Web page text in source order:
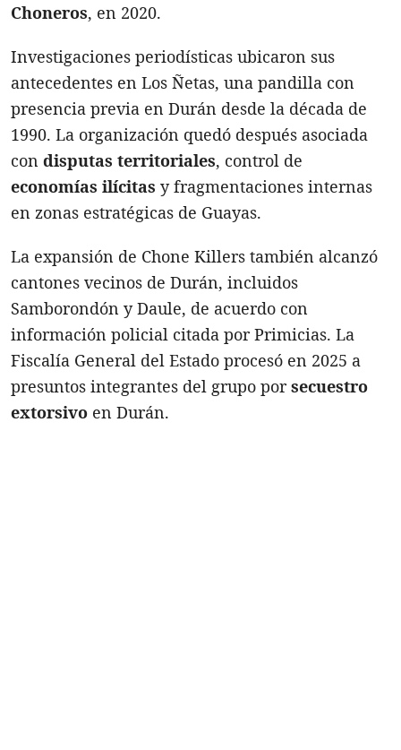
Choneros, en 2020.
Investigaciones periodísticas ubicaron sus
antecedentes en Los Ñetas, una pandilla con
presencia previa en Durán desde la década de
1990. La organización quedó después asociada
con disputas territoriales, control de
economías ilícitas y fragmentaciones internas
en zonas estratégicas de Guayas.
La expansión de Chone Killers también alcanzó
cantones vecinos de Durán, incluidos
Samborondón y Daule, de acuerdo con
información policial citada por Primicias. La
Fiscalía General del Estado procesó en 2025 a
presuntos integrantes del grupo porsecuestro
extorsivo en Durán.